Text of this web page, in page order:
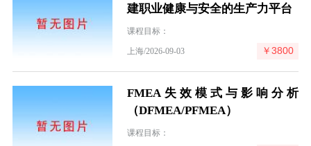
建职业健康与安全的生产力平台
课程目标：
上海/2026-09-03 ￥3800
FMEA失效模式与影响分析
（DFMEA/PFMEA）
课程目标：